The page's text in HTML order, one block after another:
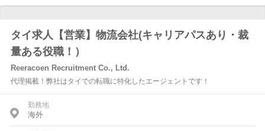
タイ求人【営業】物流会社(キャリアパスあり・裁
量ある役職！）
Reeracoen Recruitment Co., Ltd.
代理掲載！弊社はタイでの転職に特化したエージェントです！
勤務地
海外